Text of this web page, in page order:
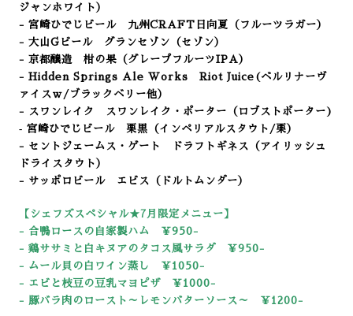
ジャンホワイト）
- 宮崎ひでじビール 九州CRAFT日向夏（フルーツラガー）
- 大山Gビール グランセゾン （セゾン）
- 京都醸造 柑の果（グレープフルーツIPA）
- Hidden Springs Ale Works Riot Juice(ベルリナーヴ
ァイスｗ/ブラックベリー他）
- スワンレイク スワンレイク・ポーター（ロブストポーター)
‐ 宮崎ひでじビール 栗黒（インペリアルスタウト/栗）
- セントジェームス・ゲート ドラフトギネス（アイリッシュ
ドライスタウト）
- サッポロビール エビス（ドルトムンダー）
【シェフズスペシャル★7 月限定メニュー】
- 合鴨ロースの自家製ハム ￥950-
- 鶏ササミと白キヌアのタコス風サラダ ￥950-
- ムール貝の白ワイン蒸し
￥1050-
- エビと枝豆の豆乳マヨピザ ￥1000-
- 豚バラ肉のロースト～レモンバターソース～
￥1200-